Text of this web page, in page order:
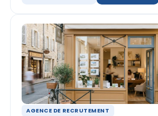
AGENCE DE RECRUTEMENT